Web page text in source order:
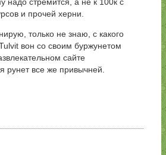
и прочей херни.
только не знаю, с какого
вон со своим буржунетом
сайте
рунет все же привычней.